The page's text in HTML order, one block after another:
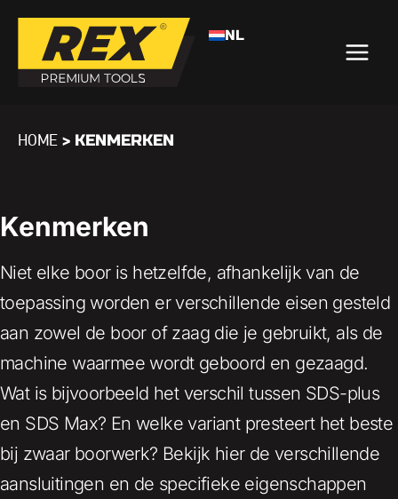
NL
HOME > KENMERKEN
Kenmerken
Niet elke boor is hetzelfde, afhankelijk van de
toepassing worden er verschillende eisen gesteld
aan zowel de boor of zaag die je gebruikt, als de
machine waarmee wordt geboord en gezaagd.
Wat is bijvoorbeeld het verschil tussen SDS-plus
en SDS Max? En welke variant presteert het beste
bij zwaar boorwerk? Bekijk hier de verschillende
aansluitingen en de specifieke eigenschappen